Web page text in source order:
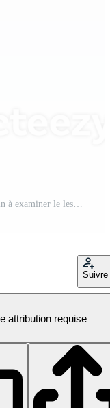
médical stéthoscope de infirmière et médecin à examiner le les patients corps PNG Pro
Suivre
attribution requise